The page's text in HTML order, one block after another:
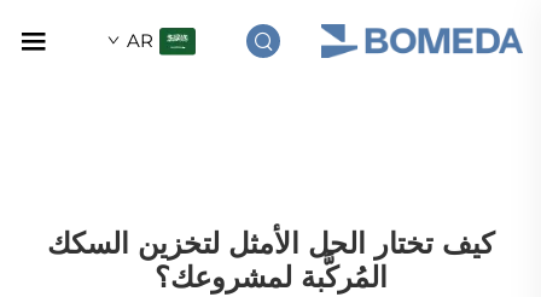
AR
كيف تختار الحل الأمثل لتخزين السكك
المُركَّبة لمشروعك؟